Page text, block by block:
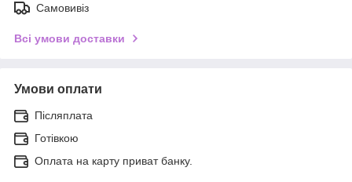
Самовивіз
Всі умови доставки
Умови оплати
Післяплата
Готівкою
Оплата на карту приват банку.